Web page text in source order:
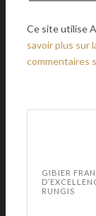
Ce site utilise
savoir plus sur
commentaires
GIBIER
RUNGIS